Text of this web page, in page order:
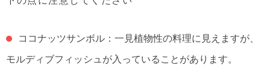
ココナッツサンボル：一見植物性の料理に見えますが、
モルディブフィッシュが入っていることがあります。